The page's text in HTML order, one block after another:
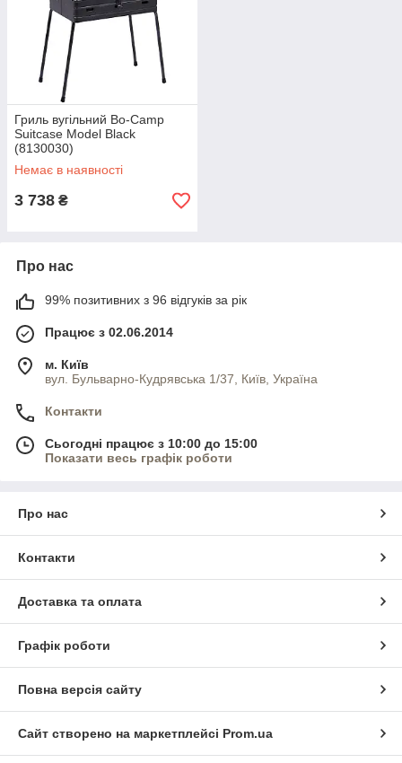
Гриль вугільний Bo-Camp
Suitcase Model Black
(8130030)
Немає в наявності
3 738 ₴
Про нас
99% позитивних з 96 відгуків за рік
Працює з 02.06.2014
м. Київ
вул. Бульварно-Кудрявська 1/37, Київ, Україна
Контакти
Сьогодні працює з 10:00 до 15:00
Показати весь графік роботи
Про нас
Контакти
Доставка та оплата
Графік роботи
Повна версія сайту
Сайт створено на маркетплейсі Prom.ua